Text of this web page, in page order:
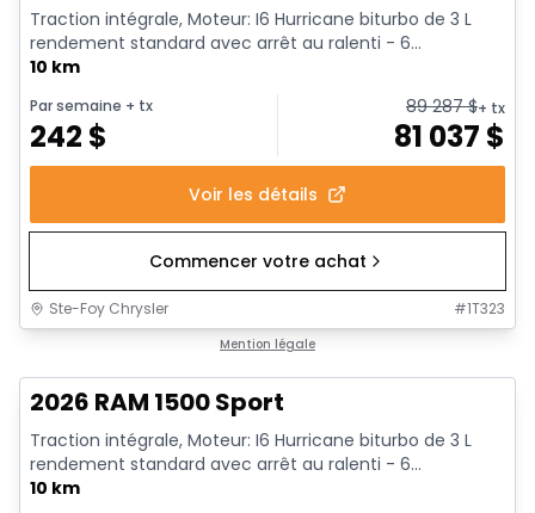
Traction intégrale, Moteur: I6 Hurricane biturbo de 3 L
rendement standard avec arrêt au ralenti - 6...
10 km
Par semaine + tx
242 $
89 287$+ tx
81 037 $
Voir les détails
Commencer votre achat
Ste-Foy Chrysler #1T323
Mention légale
2026 RAM 1500 Sport
Traction intégrale, Moteur: I6 Hurricane biturbo de 3 L
rendement standard avec arrêt au ralenti - 6...
10 km